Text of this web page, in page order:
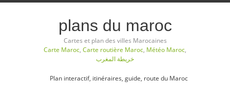
plans du maroc
Cartes et plan des villes Marocaines
Carte Maroc, Carte routière Maroc, Météo Maroc,
خريطة المغرب
Plan interactif, itinéraires, guide, route du Maroc